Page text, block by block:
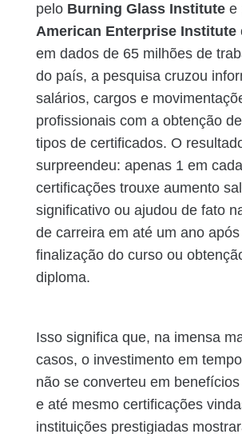
peloBurning Glass Institute e
American Enterprise Institute
em dados de 65 milhões de
do país, a pesquisa cruzou
salários, cargos e
profissionais com a obtenção
tipos de certificados. O
surpreendeu: apenas 1 em
certificações trouxe aumento
significativo ou ajudou de fato
de carreira em até um ano
finalização do curso ou
diploma.
Isso significa que, na imensa
casos, o investimento em
não se converteu em
e até mesmo certificações
instituições prestigiadas